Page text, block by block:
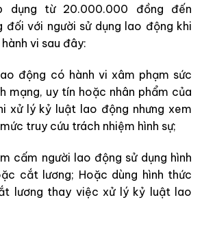
dụng từ 20.000.000 đồng đến
với người sử dụng lao động khi
vi sau đây:
động có hành vi xâm phạm sức
mạng, uy tín hoặc nhân phẩm của
xử lý kỷ luật lao động nhưng xem
truy cứu trách nhiệm hình sự;
cấm người lao động sử dụng hình
cắt lương; Hoặc dùng hình thức
lương thay việc xử lý kỷ luật lao